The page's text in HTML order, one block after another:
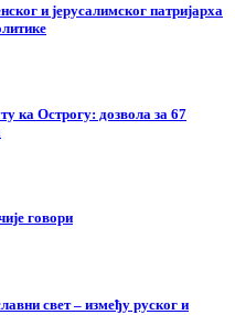
и јерусалимског патријарха
ка Острогу: дозвола за 67
говори
свет – између руског и